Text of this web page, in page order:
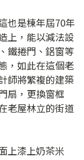
也是棟年屆70年
上，能以減法設
鐵捲門、鋁窗等
，如此在這個老
師將繁複的建築
扇，更換窗框
老屋林立的街道
上漆上奶茶米